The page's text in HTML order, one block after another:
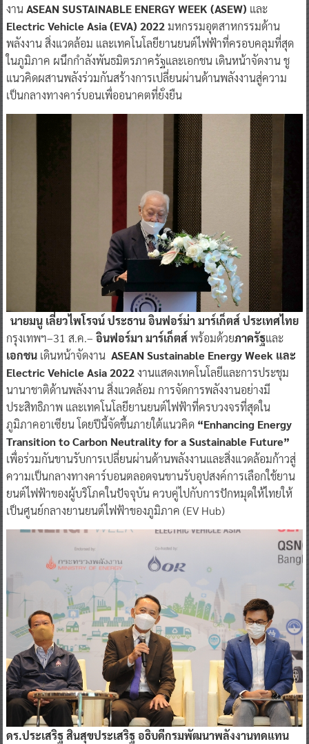
งานASEAN SUSTAINABLE ENERGY WEEK (ASEW) และ
Electric Vehicle Asia (EVA) 2022มหกรรมอุตสาหกรรมด้าน
พลังงาน สิ่งแวดล้อม และเทคโนโลยียานยนต์ไฟฟ้าที่ครอบคลุมที่สุด
ในภูมิภาค ผนึกกำลังพันธมิตรภาครัฐและเอกชน เดินหน้าจัดงาน ชู
แนวคิดผสานพลังร่วมกันสร้างการเปลี่ยนผ่านด้านพลังงานสู่ความ
เป็นกลางทางคาร์บอนเพื่ออนาคตที่ยั่งยืน
นายมนู เลี่ยวไพโรจน์ ประธาน อินฟอร์ม่า มาร์เก็ตส์ ประเทศไทย
กรุงเทพฯ–31 ส.ค.– อินฟอร์มา มาร์เก็ตส์ พร้อมด้วยภาครัฐและ
เอกชนเดินหน้าจัดงาน ASEAN Sustainable Energy Week และ
Electric Vehicle Asia 2022งานแสดงเทคโนโลยีและการประชุม
นานาชาติด้านพลังงาน สิ่งแวดล้อม การจัดการพลังงานอย่างมี
ประสิทธิภาพ และเทคโนโลยียานยนต์ไฟฟ้าที่ครบวงจรที่สุดใน
ภูมิภาคอาเซียน โดยปีนี้จัดขึ้นภายใต้แนวคิด “Enhancing Energy
Transition to Carbon Neutrality for a Sustainable Future”
เพื่อร่วมกันขานรับการเปลี่ยนผ่านด้านพลังงานและสิ่งแวดล้อมก้าวสู่
ความเป็นกลางทางคาร์บอนตลอดจนขานรับอุปสงค์การเลือกใช้ยาน
ยนต์ไฟฟ้าของผู้บริโภคในปัจจุบัน ควบคู่ไปกับการปักหมุดให้ไทยให้
เป็นศูนย์กลางยานยนต์ไฟฟ้าของภูมิภาค (EV Hub)
ดร.ประเสริฐ สินสุขประเสริฐ อธิบดีกรมพัฒนาพลังงานทดแทน